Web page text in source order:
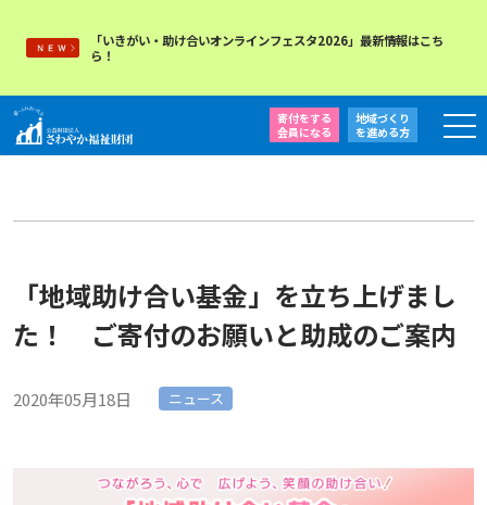
「いきがい・助け合いオンラインフェスタ2026」最新情報はこち
ら！
寄付をする
会員になる
地域づくり
を進める方
「地域助け合い基金」を立ち上げまし
た！ ご寄付のお願いと助成のご案内
2020年05月18日 ニュース